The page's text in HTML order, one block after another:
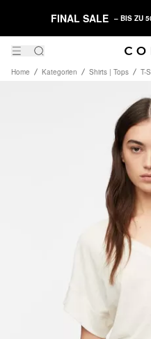
FINAL SALE – BIS ZU
Home Kategorien Shirts | Tops T-